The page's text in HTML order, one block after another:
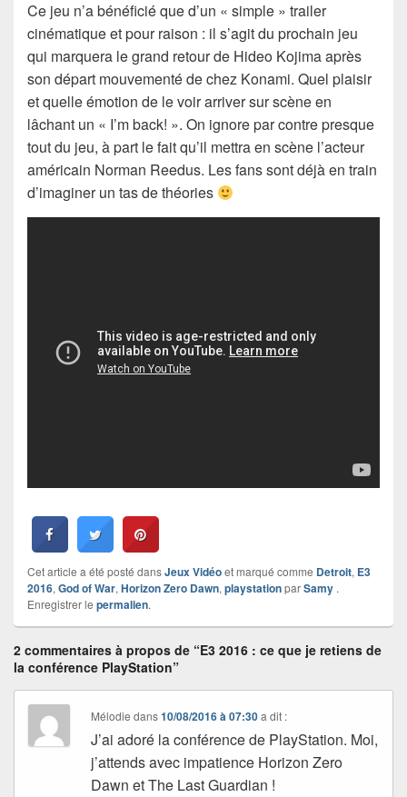
Ce jeu n’a bénéficié que d’un « simple » trailer
cinématique et pour raison : il s’agit du prochain jeu
qui marquera le grand retour de Hideo Kojima après
son départ mouvementé de chez Konami. Quel plaisir
et quelle émotion de le voir arriver sur scène en
lâchant un « I’m back! ». On ignore par contre presque
tout du jeu, à part le fait qu’il mettra en scène l’acteur
américain Norman Reedus. Les fans sont déjà en train
d’imaginer un tas de théories
Cet article a été posté dansJeux Vidéoet marqué comme Detroit, E3
2016, God of War, Horizon Zero Dawn, playstationparSamy .
Enregistrer le permalien.
2 commentaires à propos de “E3 2016 : ce que je retiens de
la conférence PlayStation”
Mélodie dans10/08/2016 à 07:30 a dit :
J’ai adoré la conférence de PlayStation. Moi,
j’attends avec impatience Horizon Zero
Dawn et The Last Guardian !